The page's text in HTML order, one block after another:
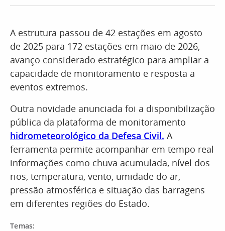
A estrutura passou de 42 estações em agosto
de 2025 para 172 estações em maio de 2026,
avanço considerado estratégico para ampliar a
capacidade de monitoramento e resposta a
eventos extremos.
Outra novidade anunciada foi a disponibilização
pública da plataforma de monitoramento
hidrometeorológico da Defesa Civil. A
ferramenta permite acompanhar em tempo real
informações como chuva acumulada, nível dos
rios, temperatura, vento, umidade do ar,
pressão atmosférica e situação das barragens
em diferentes regiões do Estado.
Temas: